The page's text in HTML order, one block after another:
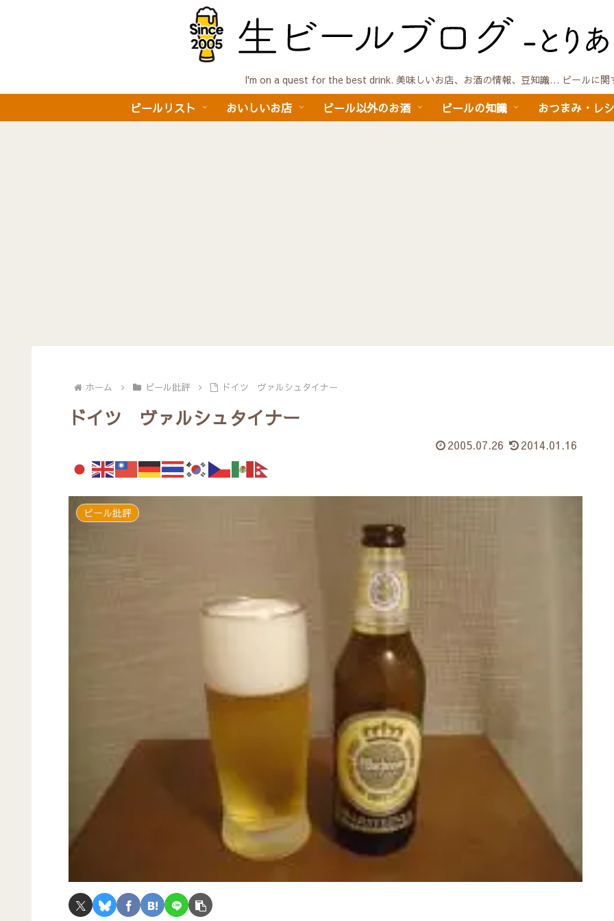
I'm on a quest for the best drink. 美味しいお店、お酒の情報、豆知識… ビールに関
ビールリスト おいしいお店 ビール以外のお酒 ビールの知識 おつまみ・レ
ホーム ビール批評 ドイツ ヴァルシュタイナー
ドイツ ヴァルシュタイナー
2005.07.26 2014.01.16
ビール批評